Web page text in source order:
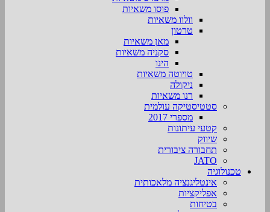
פוסו משאיות
וולוו משאיות
טרטון
מאן משאיות
סקניה משאיות
הינו
טויוטה משאיות
ניקולה
רנו משאיות
סטטיסטיקה עולמית
מספרי 2017
קטעי עיתונות
שיווק
תחבורה ציבורית
JATO
טכנולוגיה
אינטליגנציה מלאכותית
אפליקציות
בטיחות